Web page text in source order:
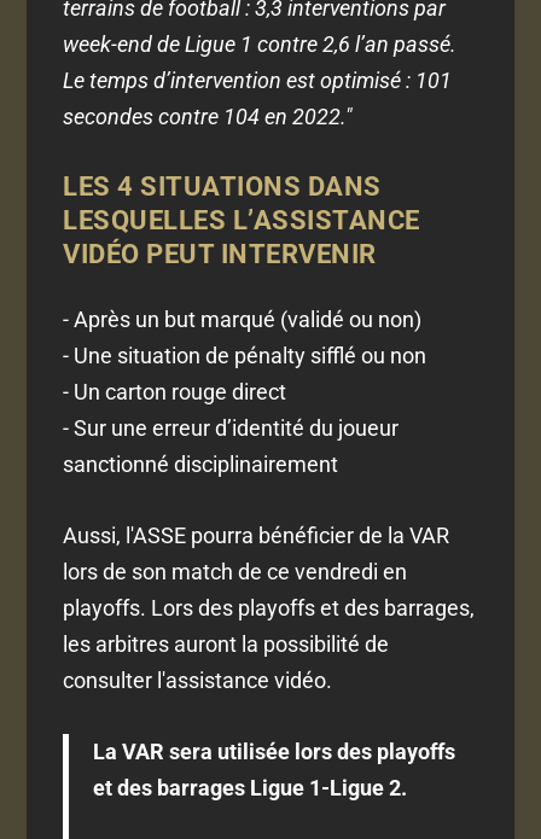
terrains de football : 3,3 interventions par
week-end de Ligue 1 contre 2,6 l’an passé.
Le temps d’intervention est optimisé : 101
secondes contre 104 en 2022."
LES 4 SITUATIONS DANS
LESQUELLES L’ASSISTANCE
VIDÉO PEUT INTERVENIR
- Après un but marqué (validé ou non)
- Une situation de pénalty sifflé ou non
- Un carton rouge direct
- Sur une erreur d’identité du joueur
sanctionné disciplinairement
Aussi, l'ASSE pourra bénéficier de la VAR
lors de son match de ce vendredi en
playoffs. Lors des playoffs et des barrages,
les arbitres auront la possibilité de
consulter l'assistance vidéo.
La VAR sera utilisée lors des playoffs
et des barrages Ligue 1-Ligue 2.